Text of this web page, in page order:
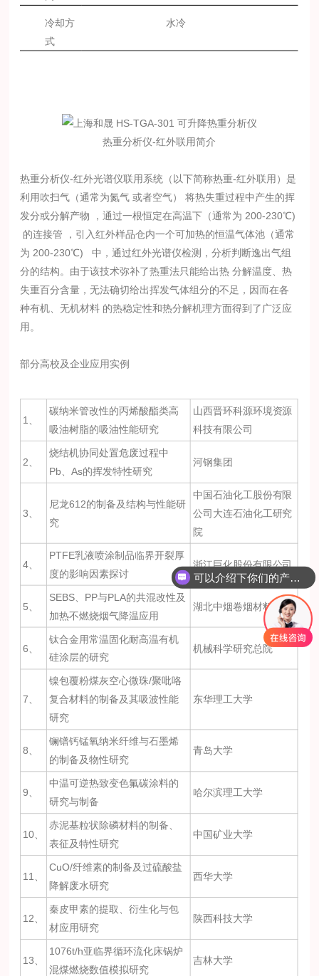
冷却方
式
水冷
热重分析仪-红外联用简介
热重分析仪-红外光谱仪联用系统（以下简称热重-红外联用）是
利用吹扫气（通常为氮气 或者空气） 将热失重过程中产生的挥
发分或分解产物 ，通过一根恒定在高温下（通常为 200-230℃)
的连接管 ，引入红外样品仓内一个可加热的恒温气体池（通常
为 200-230℃) 中，通过红外光谱仪检测，分析判断逸出气组
分的结构。由于该技术弥补了热重法只能给出热 分解温度、热
失重百分含量，无法确切给出挥发气体组分的不足，因而在各
种有机、无机材料 的热稳定性和热分解机理方面得到了广泛应
用。
部分高校及企业应用实例
1、
碳纳米管改性的丙烯酸酯类高
吸油树脂的吸油性能研究
山西晋环科源环境资源
科技有限公司
2、
烧结机协同处置危废过程中
Pb、As的挥发特性研究
河钢集团
3、
尼龙612的制备及结构与性能研
究
中国石油化工股份有限
公司大连石油化工研究
院
4、
PTFE乳液喷涂制品临界开裂厚
度的影响因素探讨
浙江巨化股份有限公司
5、
SEBS、PP与PLA的共混改性及
加热不燃烧烟气降温应用
湖北中烟卷烟材料厂
6、
钛合金用常温固化耐高温有机
硅涂层的研究
机械科学研究总院
7、
镍包覆粉煤灰空心微珠/聚吡咯
复合材料的制备及其吸波性能
研究
东华理工大学
8、
镧镨钙锰氧纳米纤维与石墨烯
的制备及物性研究
青岛大学
9、
中温可逆热致变色氟碳涂料的
研究与制备
哈尔滨理工大学
10、
赤泥基粒状除磷材料的制备、
表征及特性研究
中国矿业大学
11、
CuO/纤维素的制备及过硫酸盐
降解废水研究
西华大学
12、
秦皮甲素的提取、衍生化与包
材应用研究
陕西科技大学
13、
1076t/h亚临界循环流化床锅炉
混煤燃烧数值模拟研究
吉林大学
可以介绍下你们的产品么？